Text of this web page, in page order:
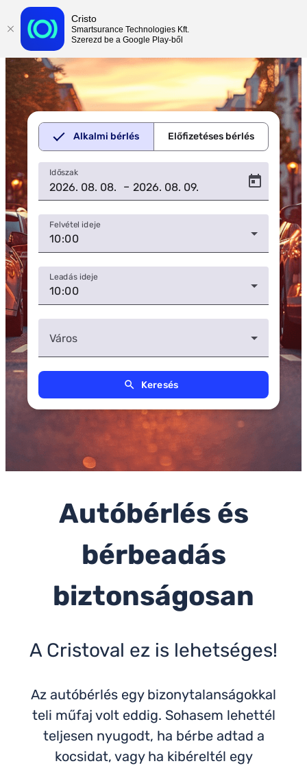
Cristo
Smartsurance Technologies Kft.
Szerezd be a Google Play-ből
Alkalmi bérlés Előfizetéses bérlés
Időszak
–
Felvétel ideje
10:00
Leadás ideje
10:00
Város
search Keresés
Autóbérlés és
bérbeadás
biztonságosan
A Cristoval ez is lehetséges!
Az autóbérlés egy bizonytalanságokkal
teli műfaj volt eddig. Sohasem lehettél
teljesen nyugodt, ha bérbe adtad a
kocsidat, vagy ha kibéreltél egy